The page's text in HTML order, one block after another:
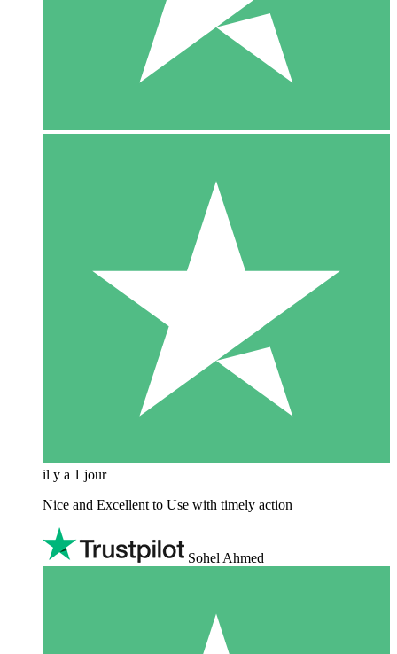
il y a 1 jour
Nice and Excellent to Use with timely action
Sohel Ahmed